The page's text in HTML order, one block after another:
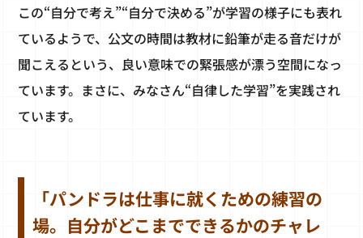
この“自分で考え”“自分で決める”が学習の様子にも表れ
ているようで、公文の時間は教材に鉛筆が走る音だけが
聞こえるという、良い意味での緊張感が漂う空間になっ
ています。まさに、みなさん“自律した学習”を実践され
ています。
「パンドラは仕事に就くための練習の
場。自分がどこまでできるかのチャレ